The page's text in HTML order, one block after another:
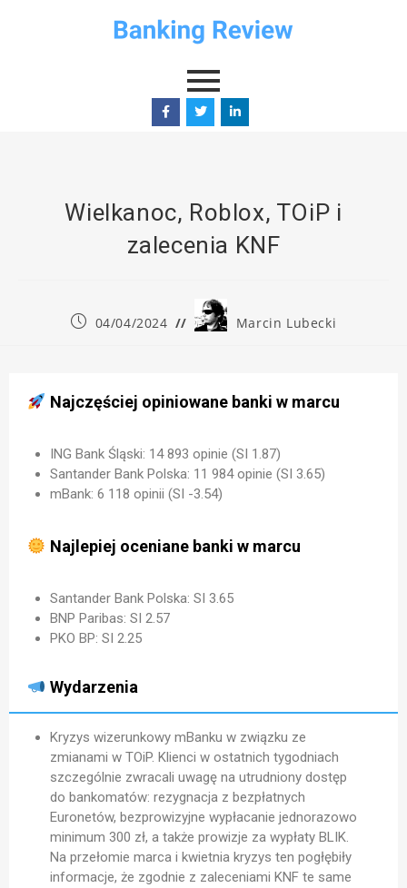
Wielkanoc, Roblox, TOiP i
zalecenia KNF
04/04/2024 Marcin Lubecki
Najczęściej opiniowane banki w marcu
ING Bank Śląski: 14 893 opinie (SI 1.87)
Santander Bank Polska: 11 984 opinie (SI 3.65)
mBank: 6 118 opinii (SI -3.54)
Najlepiej oceniane banki w marcu
Santander Bank Polska: SI 3.65
BNP Paribas: SI 2.57
PKO BP: SI 2.25
Wydarzenia
Kryzys wizerunkowy mBanku w związku ze
zmianami w TOiP. Klienci w ostatnich tygodniach
szczególnie zwracali uwagę na utrudniony dostęp
do bankomatów: rezygnacja z bezpłatnych
Euronetów, bezprowizyjne wypłacanie jednorazowo
minimum 300 zł, a także prowizje za wypłaty BLIK.
Na przełomie marca i kwietnia kryzys ten pogłębiły
informacje, że zgodnie z zaleceniami KNF te same